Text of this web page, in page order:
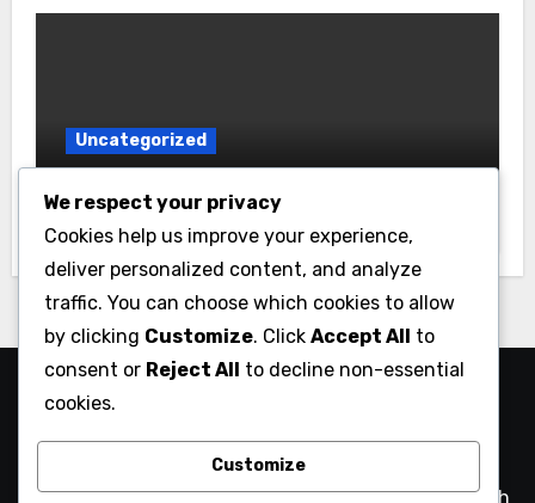
Uncategorized
Pasar dan Industri Australasia
The Integrated Retailer –
Solusi Ritel Modern
Dari Toko ke Online – Integrasi Ritel yang Lebih Mudah
We respect your privacy
Cookies help us improve your experience,
deliver personalized content, and analyze
traffic. You can choose which cookies to allow
by clicking Customize. Click Accept All to
consent or Reject All to decline non-essential
cookies.
Customize